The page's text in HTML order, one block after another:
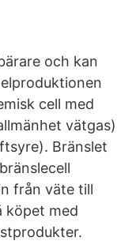
och kan
cell med
vätgas)
Bränslet
från väte till
köpet med